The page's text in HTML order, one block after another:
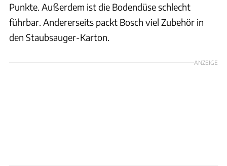
Punkte. Außerdem ist die Bodendüse schlecht
führbar. Andererseits packt Bosch viel Zubehör in
den Staubsauger-Karton.
ANZEIGE